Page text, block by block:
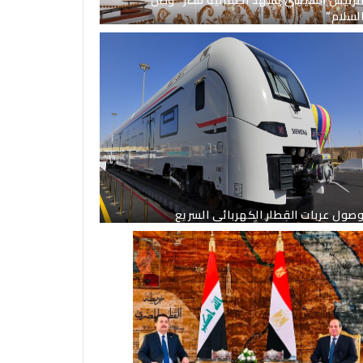
السلام”
وصول عربات القطار الكهربائى السريع